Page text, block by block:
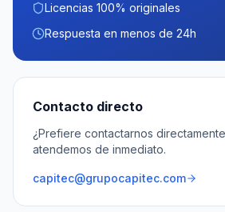
Licencias 100% originales
Respuesta en menos de 24h
Contacto directo
¿Prefiere contactarnos
atendemos de inmediato.
capitec@grupocapitec.com